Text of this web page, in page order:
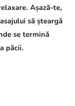
Așază-te,
să șteargă
se termină
păcii.